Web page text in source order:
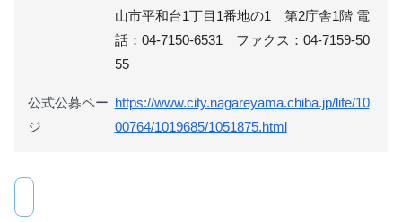
山市平和台1丁目1番地の1 第2庁舎1階 電
話：04-7150-6531 ファクス：04-7159-50
55
公式公募ペー
ジ
https://www.city.nagareyama.chiba.jp/life/10
00764/1019685/1051875.html